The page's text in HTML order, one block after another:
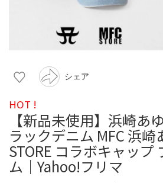
シェア
HOT !
【新品未使用】浜崎あ
ラックデニム MFC 浜
STORE コラボキャップ
ム｜Yahoo!フリマ